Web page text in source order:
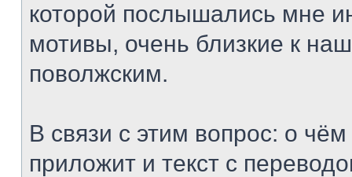
которой послышались мне
мотивы, очень близкие к
поволжским.
В связи с этим вопрос: о
приложит и текст с